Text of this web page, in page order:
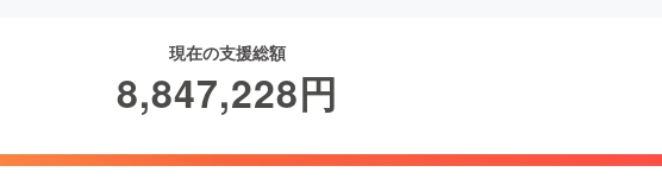
現在の支援総額
8,847,228円